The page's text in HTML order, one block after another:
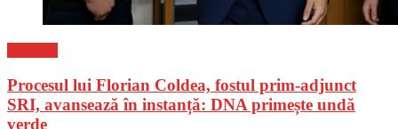
Procesul lui Florian Coldea, fostul prim-adjunct
SRI, avansează în instanță: DNA primește undă
verde